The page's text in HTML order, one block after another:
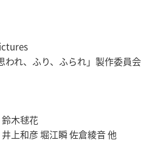
れ、ふり、ふられ」製作委員会
木毬花
上和彦 堀江瞬 佐倉綾音 他